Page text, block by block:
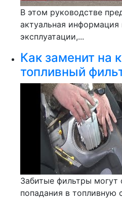
В этом руководстве
актуальная информация
эксплуатации,...
Как заменит на
топливный
Забитые фильтры могут
попадания в топливную